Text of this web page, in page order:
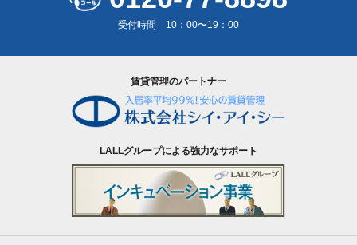
受付時間 10：00〜19：00
賃貸管理のパートナー
LALLグループによる強力なサポート